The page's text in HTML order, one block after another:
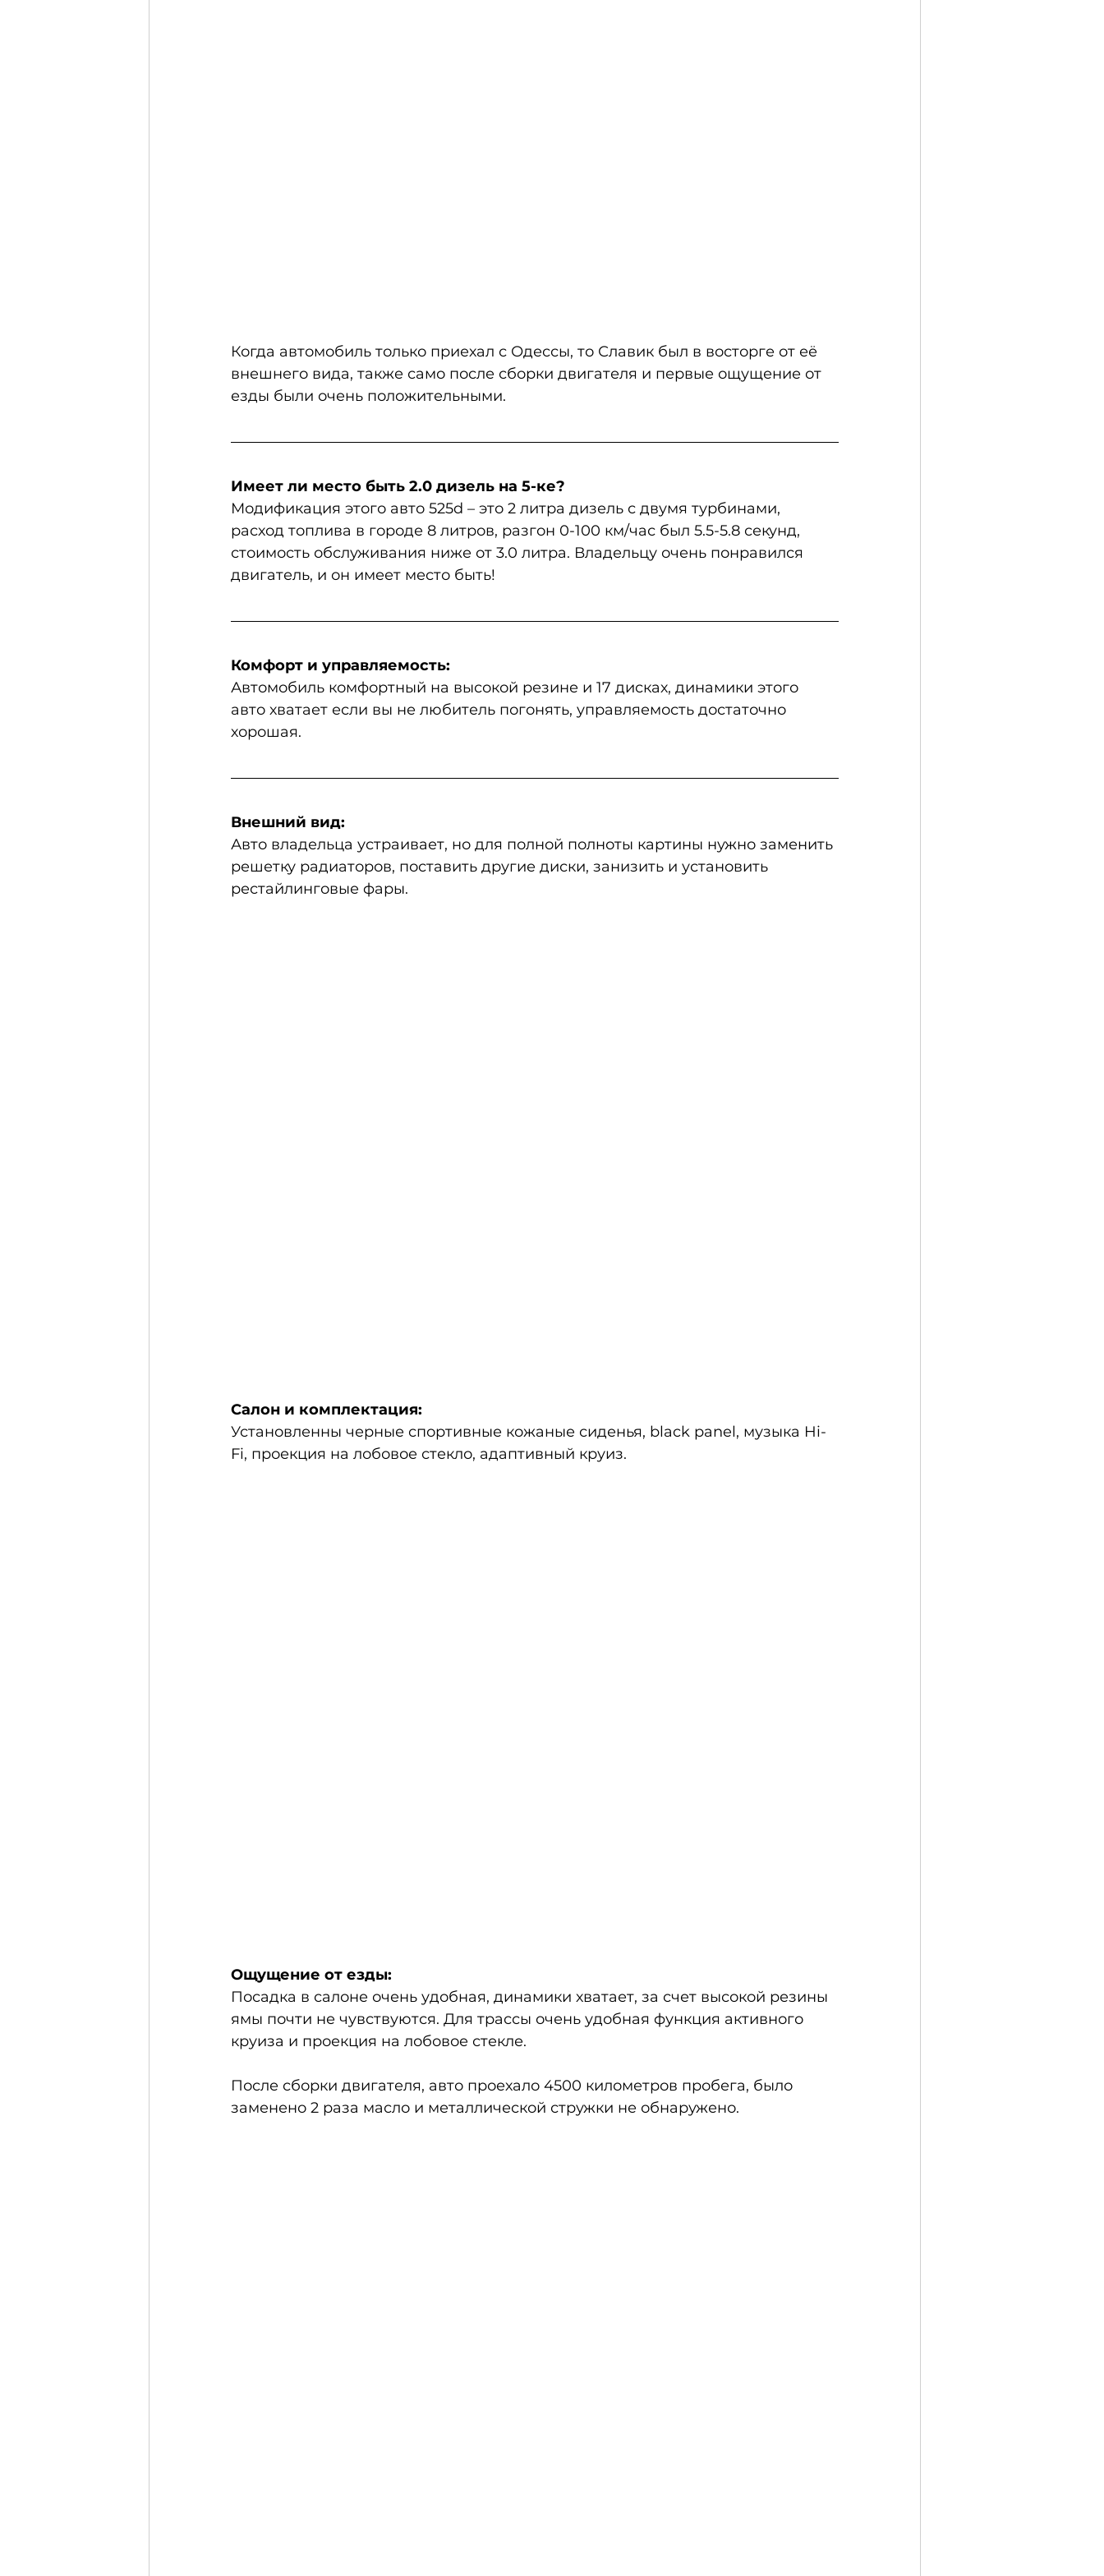
Когда автомобиль только приехал с Одессы, то Славик был в восторге от её
внешнего вида, также само после сборки двигателя и первые ощущение от
езды были очень положительными.
Имеет ли место быть 2.0 дизель на 5-ке?
Модификация этого авто 525d – это 2 литра дизель с двумя турбинами,
расход топлива в городе 8 литров, разгон 0-100 км/час был 5.5-5.8 секунд,
стоимость обслуживания ниже от 3.0 литра. Владельцу очень понравился
двигатель, и он имеет место быть!
Комфорт и управляемость:
Автомобиль комфортный на высокой резине и 17 дисках, динамики этого
авто хватает если вы не любитель погонять, управляемость достаточно
хорошая.
Внешний вид:
Авто владельца устраивает, но для полной полноты картины нужно заменить
решетку радиаторов, поставить другие диски, занизить и установить
рестайлинговые фары.
Салон и комплектация:
Установленны черные спортивные кожаные сиденья, black panel, музыка Hi-
Fi, проекция на лобовое стекло, адаптивный круиз.
Ощущение от езды:
Посадка в салоне очень удобная, динамики хватает, за счет высокой резины
ямы почти не чувствуются. Для трассы очень удобная функция активного
круиза и проекция на лобовое стекле.
После сборки двигателя, авто проехало 4500 километров пробега, было
заменено 2 раза масло и металлической стружки не обнаружено.